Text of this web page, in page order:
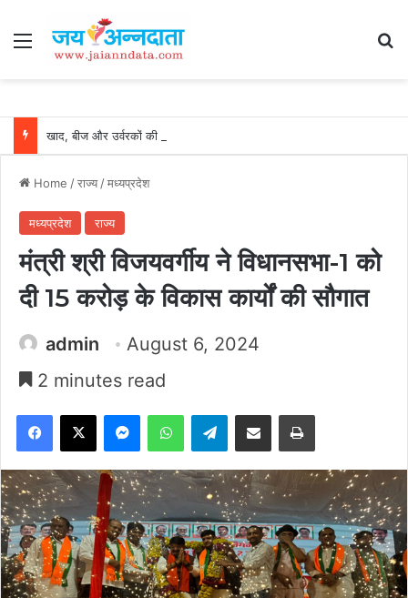
Menu
Home /राज्य/मध्यप्रदेश
मध्यप्रदेश राज्य
मंत्री श्री विजयवर्गीय ने विधानसभा-1 को
दी 15 करोड़ के विकास कार्यों की सौगात
admin
August 6, 2024
2 minutes read
Facebook
X MessengerWhatsAppTelegramShare via Email Print